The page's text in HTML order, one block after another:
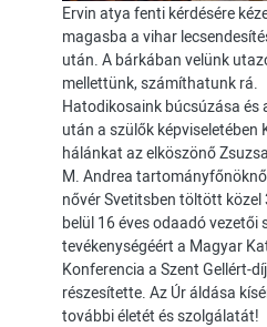
Ervin atya fenti kérdésére
magasba a vihar
után. A bárkában velünk
mellettünk, számíthatunk rá.
Hatodikosaink búcsúzása
után a szülők képviseletében
hálánkat az elköszönő
M. Andrea
nővér Svetitsben töltött közel
belül 16 éves odaadó
tevékenységéért a Magyar
Konferencia a Szent Gellért-
részesítette. Az Úr áldása
további életét és szolgálatát!